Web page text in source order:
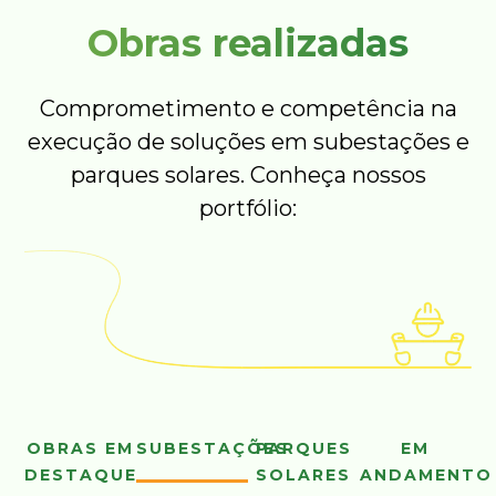
Obras realizadas
Comprometimento e competência na
execução de soluções em subestações e
parques solares. Conheça nossos
portfólio:
OBRAS EM
DESTAQUE
SUBESTAÇÕESPARQUES
SOLARES
EM
ANDAMENTO